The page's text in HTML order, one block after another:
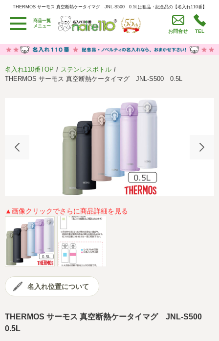
THERMOS サーモス 真空断熱ケータイマグ JNL-S500 0.5Lは粗品・記念品の【名入れ110番】
THERMOS サーモス 真空断熱ケータイマグ JNL-S500 0.5Lは粗品・記念品の【名入れ110番】
商品一覧
メニュー
お問合せ TEL
用途別カテゴリ
卒園・卒業記念品
労働組合・設立記念・周年記念
うちわ・扇子・ファン
イベント・パーティーグッズ
セール品グッズ
社会貢献活動 特定商取引法に基づく表記
プライバシーポリシー
会社概要
名入れ110番TOP
ステンレスボトル
THERMOS サーモス 真空断熱ケータイマグ JNL-S500 0.5L
▲画像クリックでさらに商品詳細を見る
名入れ位置について
THERMOS サーモス 真空断熱ケータイマグ JNL-S500
0.5L